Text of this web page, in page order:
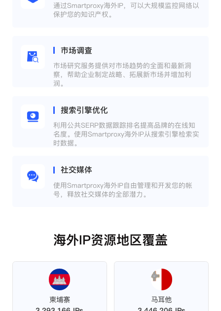
通过Smartproxy海外IP，可以大规模监控网络以
保护您的知识产权。
市场调查
市场研究服务提供对市场趋势的全面和最新洞
察，帮助企业制定战略、拓展新市场并增加利
润。
搜索引擎优化
利用公共SERP数据跟踪排名提高品牌的在线知
名度。使用Smartproxy海外IP从搜索引擎检索实
时数据。
社交媒体
使用Smartproxy海外IP自由管理和开发您的帐
号，释放社交媒体的全部潜力。
海外IP资源地区覆盖
柬埔寨
马耳他